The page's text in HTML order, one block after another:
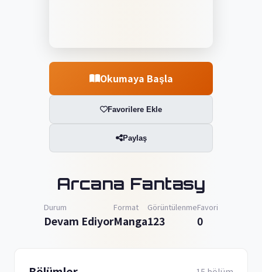
Okumaya Başla
Favorilere Ekle
Paylaş
Arcana Fantasy
Durum
Devam Ediyor
Format
Manga
Görüntülenme
123
Favori
0